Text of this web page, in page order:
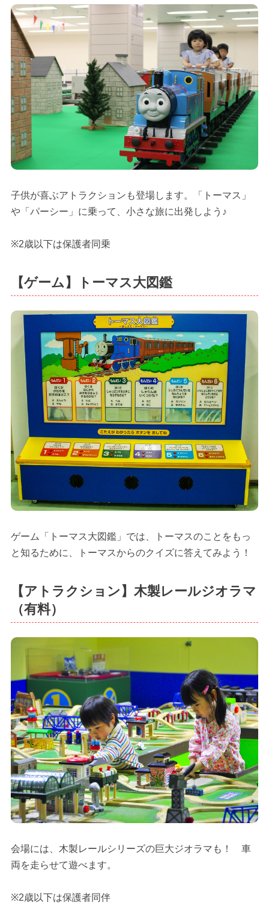
子供が喜ぶアトラクションも登場します。「トーマス」
や「パーシー」に乗って、小さな旅に出発しよう♪
※2歳以下は保護者同乗
【ゲーム】トーマス大図鑑
ゲーム「トーマス大図鑑」では、トーマスのことをもっ
と知るために、トーマスからのクイズに答えてみよう！
【アトラクション】木製レールジオラマ
（有料）
会場には、木製レールシリーズの巨大ジオラマも！ 車
両を走らせて遊べます。
※2歳以下は保護者同伴